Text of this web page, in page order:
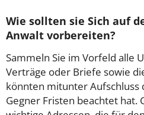
Wie sollten sie Sich auf
Anwalt vorbereiten?
Sammeln Sie im Vorfeld alle
Verträge oder Briefe sowie
könnten mitunter Aufschluss
Gegner Fristen beachtet hat.